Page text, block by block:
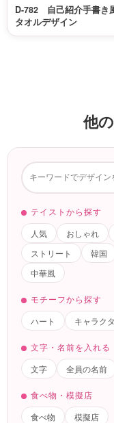
D-782 自己紹介手書き
タオルデザイン
他
テイストから探す
人気
おしゃれ
ストリート
韓国
中華風
モチーフから探す
ハート
キャラク
文字・名前を入れる
文字
全員の名前
食べ物・模擬店
食べ物
模擬店